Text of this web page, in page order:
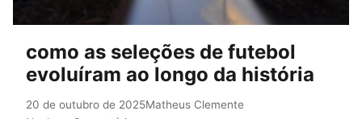
como as seleções de futebol
evoluíram ao longo da história
20 de outubro de 2025Matheus Clemente